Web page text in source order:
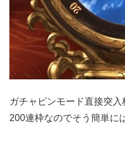
ガチャピンモード直接突
200連枠なのでそう簡単に